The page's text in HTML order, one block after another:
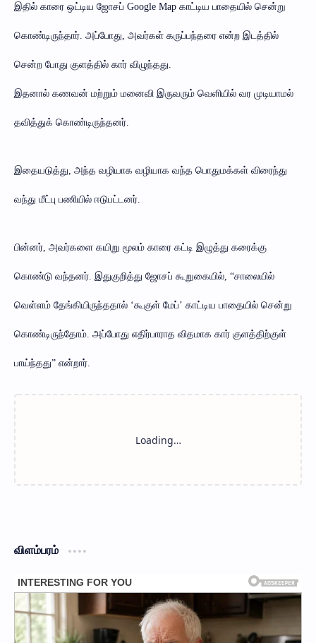
இதில் காரை ஒட்டிய ஜோசப் Google Map காட்டிய பாதையில் சென்று
கொண்டிருந்தார். அப்போது, அவர்கள் கருப்பந்தரை என்ற இடத்தில்
சென்ற போது குளத்தில் கார் விழுந்தது.
இதனால் கணவன் மற்றும் மனைவி இருவரும் வெளியில் வர முடியாமல்
தவித்துக் கொண்டிருந்தனர்.
இதையடுத்து, அந்த வழியாக வழியாக வந்த பொதுமக்கள் விரைந்து
வந்து மீட்பு பணியில் ஈடுபட்டனர்.
பின்னர், அவர்களை கயிறு மூலம் காரை கட்டி இழுத்து கரைக்கு
கொண்டு வந்தனர். இதுகுறித்து ஜோசப் கூறுகையில், “சாலையில்
வெள்ளம் தேங்கியிருந்ததால் ‘கூகுள் மேப்’ காட்டிய பாதையில் சென்று
கொண்டிருந்தோம். அப்போது எதிர்பாராத விதமாக கார் குளத்திற்குள்
பாய்ந்தது” என்றார்.
விளம்பரம்